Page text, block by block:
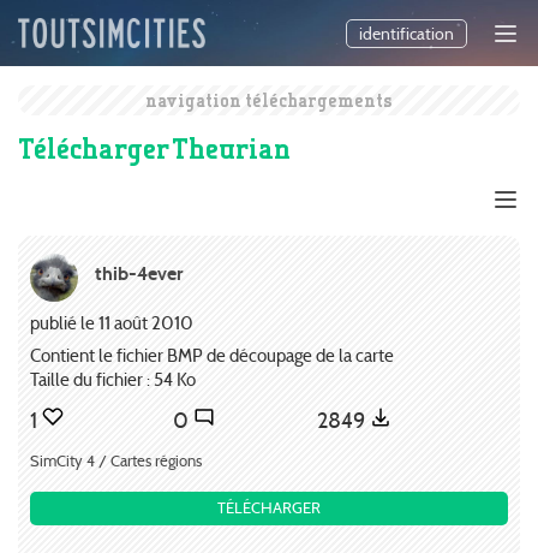
identification
navigation téléchargements
Télécharger Theurian
thib-4ever
publié le 11 août 2010
Contient le fichier BMP de découpage de la carte
Taille du fichier : 54 Ko
1 0 2849
SimCity 4 / Cartes régions
TÉLÉCHARGER